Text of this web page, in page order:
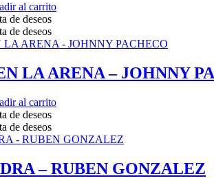
al carrito
de deseos
de deseos
LA ARENA – JOHNNY
al carrito
de deseos
de deseos
– RUBEN GONZALEZ